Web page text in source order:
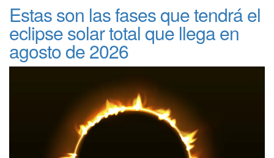
Estas son las fases que tendrá el
eclipse solar total que llega en
agosto de 2026